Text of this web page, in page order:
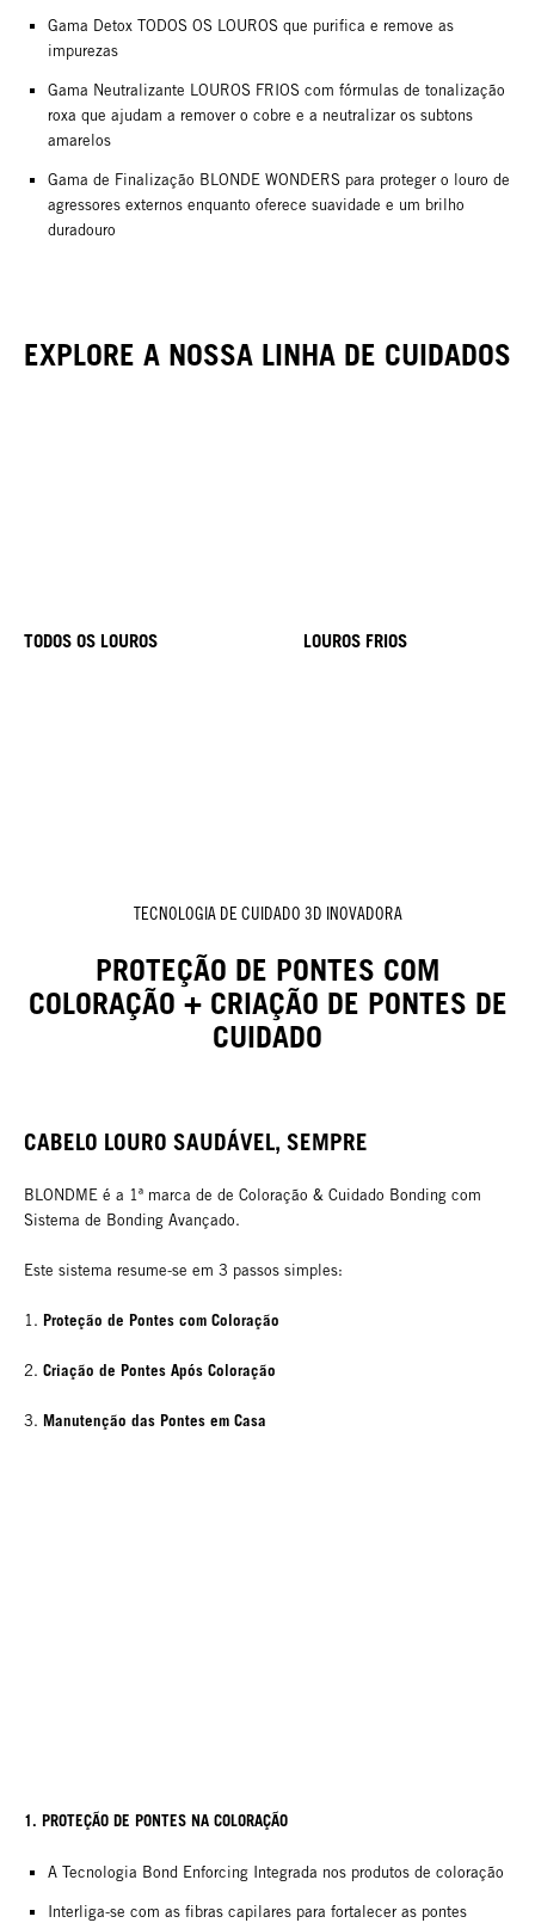
Gama Detox TODOS OS LOUROS que purifica e remove as
impurezas
Gama Neutralizante LOUROS FRIOS com fórmulas de tonalização
roxa que ajudam a remover o cobre e a neutralizar os subtons
amarelos
Gama de Finalização BLONDE WONDERS para proteger o louro de
agressores externos enquanto oferece suavidade e um brilho
duradouro
EXPLORE A NOSSA LINHA DE CUIDADOS
TODOS OS LOUROS LOUROS FRIOS
TECNOLOGIA DE CUIDADO 3D INOVADORA
PROTEÇÃO DE PONTES COM
COLORAÇÃO + CRIAÇÃO DE PONTES DE
CUIDADO
CABELO LOURO SAUDÁVEL, SEMPRE
BLONDME é a 1ª marca de de Coloração & Cuidado Bonding com
Sistema de Bonding Avançado.
Este sistema resume-se em 3 passos simples:
1. Proteção de Pontes com Coloração
2. Criação de Pontes Após Coloração
3. Manutenção das Pontes em Casa
1. PROTEÇÃO DE PONTES NA COLORAÇÃO
A Tecnologia Bond Enforcing Integrada nos produtos de coloração
Interliga-se com as fibras capilares para fortalecer as pontes